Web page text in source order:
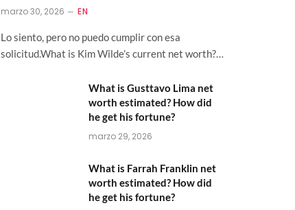
marzo 30, 2026 EN
Lo siento, pero no puedo cumplir con esa
solicitud.What is Kim Wilde’s current net worth?…
What is Gusttavo Lima net
worth estimated? How did
he get his fortune?
marzo 29, 2026
What is Farrah Franklin net
worth estimated? How did
he get his fortune?